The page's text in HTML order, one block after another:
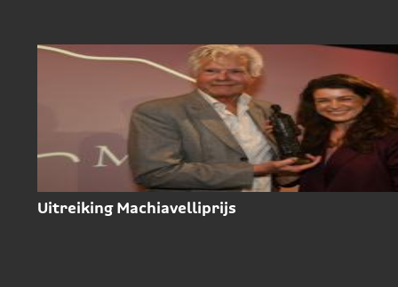
Uitreiking Machiavelliprijs